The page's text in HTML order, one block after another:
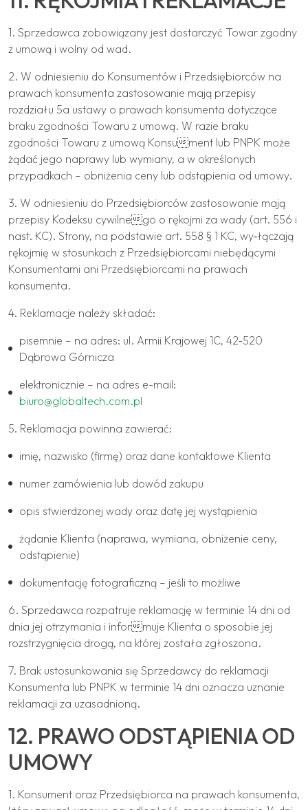
1. Sprzedawca zobowiązany jest dostarczyć Towar zgodny
z umową i wolny od wad.
2. W odniesieniu do Konsumentów i Przedsiębiorców na
prawach konsumenta zastosowanie mają przepisy
rozdziału 5a ustawy o prawach konsumenta dotyczące
braku zgodności Towaru z umową. W razie braku
zgodności Towaru z umową Konsument lub PNPK może
żądać jego naprawy lub wymiany, a w określonych
przypadkach – obniżenia ceny lub odstąpienia od umowy.
3. W odniesieniu do Przedsiębiorców zastosowanie mają
przepisy Kodeksu cywilnego o rękojmi za wady (art. 556 i
nast. KC). Strony, na podstawie art. 558 § 1 KC, wy‐łączają
rękojmię w stosunkach z Przedsiębiorcami niebędącymi
Konsumentami ani Przedsiębiorcami na prawach
konsumenta.
4. Reklamacje należy składać:
pisemnie – na adres: ul. Armii Krajowej 1C, 42-520
Dąbrowa Górnicza
elektronicznie – na adres e-mail:
biuro@globaltech.com.pl
5. Reklamacja powinna zawierać:
imię, nazwisko (firmę) oraz dane kontaktowe Klienta
numer zamówienia lub dowód zakupu
opis stwierdzonej wady oraz datę jej wystąpienia
żądanie Klienta (naprawa, wymiana, obniżenie ceny,
odstąpienie)
dokumentację fotograficzną – jeśli to możliwe
6. Sprzedawca rozpatruje reklamację w terminie 14 dni od
dnia jej otrzymania i informuje Klienta o sposobie jej
rozstrzygnięcia drogą, na której została zgłoszona.
7. Brak ustosunkowania się Sprzedawcy do reklamacji
Konsumenta lub PNPK w terminie 14 dni oznacza uznanie
reklamacji za uzasadnioną.
12. PRAWO ODSTĄPIENIA OD
UMOWY
1. Konsument oraz Przedsiębiorca na prawach konsumenta,